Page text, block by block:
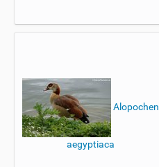
Alopochen
aegyptiaca